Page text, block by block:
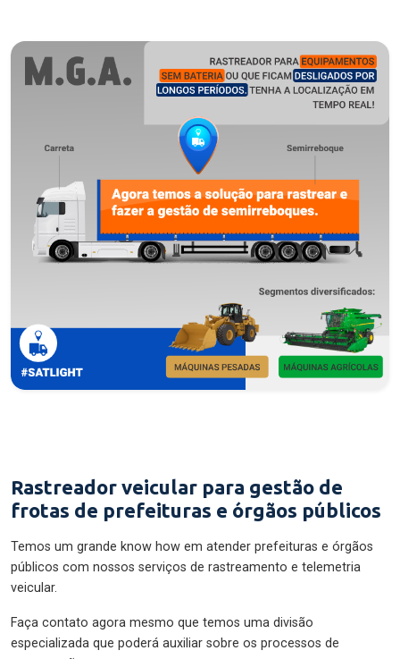
Rastreador veicular para gestão de
frotas de prefeituras e órgãos públicos
Temos um grande know how em atender prefeituras e órgãos
públicos com nossos serviços de rastreamento e telemetria
veicular.
Faça contato agora mesmo que temos uma divisão
especializada que poderá auxiliar sobre os processos de